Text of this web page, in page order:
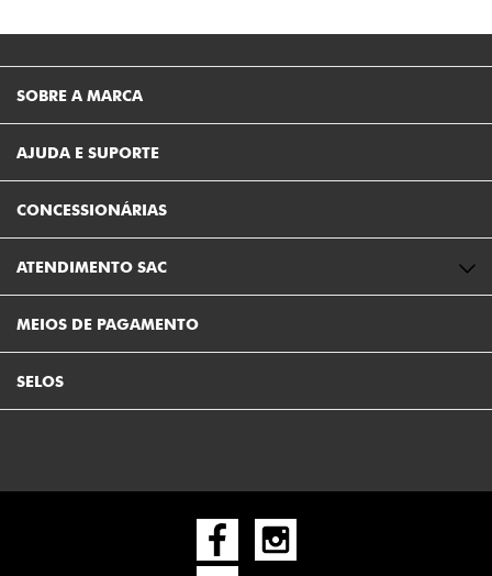
SOBRE A MARCA
AJUDA E SUPORTE
CONCESSIONÁRIAS
ATENDIMENTO SAC
MEIOS DE PAGAMENTO
SELOS